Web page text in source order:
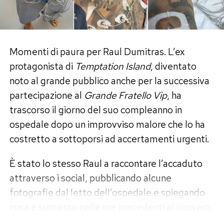
finito per compromettere il rapporto. I due
avrebbero provato a ricucire per circa due mesi
continuare avrebbe significato ripetere gli stessi
errori. Ora, assicura lei, tra loro non esiste alcun
contatto.
Un anno senza frequentazioni:
«Dovevo elaborare il dolore»
Vatiero una scelta precisa. Nessuna relazione di
passaggio, nessun flirt estivo buono per
riempire le pagine di gossip e neppure la ricerca
Momenti di paura per Raul Dumitras. L’ex
protagonista di Temptation Island, diventato
noto al grande pubblico anche per la successiva
partecipazione al Grande Fratello Vip, ha
trascorso il giorno del suo compleanno in
ospedale dopo un improvviso malore che lo ha
costretto a sottoporsi ad accertamenti urgenti.
È stato lo stesso Raul a raccontare l’accaduto
attraverso i social, pubblicando alcune
fotografie dal letto dell’ospedale e spiegando